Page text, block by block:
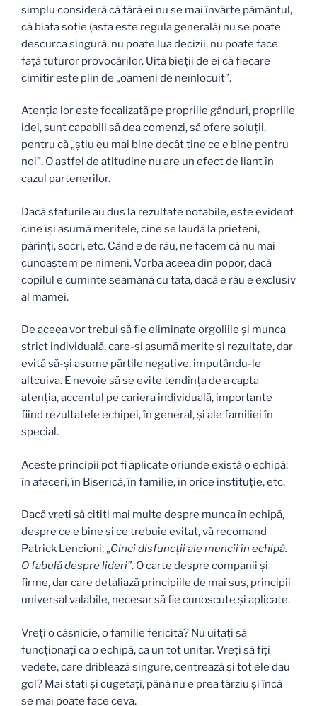
simplu consideră că fără ei nu se mai învârte pământul,
că biata soţie (asta este regula generală) nu se poate
descurca singură, nu poate lua decizii, nu poate face
faţă tuturor provocărilor. Uită bieţii de ei că fiecare
cimitir este plin de „oameni de neînlocuit”.
Atenţia lor este focalizată pe propriile gânduri, propriile
idei, sunt capabili să dea comenzi, să ofere soluţii,
pentru că „ştiu eu mai bine decât tine ce e bine pentru
noi”. O astfel de atitudine nu are un efect de liant în
cazul partenerilor.
Dacă sfaturile au dus la rezultate notabile, este evident
cine îşi asumă meritele, cine se laudă la prieteni,
părinţi, socri, etc. Când e de rău, ne facem că nu mai
cunoaştem pe nimeni. Vorba aceea din popor, dacă
copilul e cuminte seamănă cu tata, dacă e rău e exclusiv
al mamei.
De aceea vor trebui să fie eliminate orgoliile şi munca
strict individuală, care-şi asumă merite şi rezultate, dar
evită să-şi asume părţile negative, imputându-le
altcuiva. E nevoie să se evite tendinţa de a capta
atenţia, accentul pe cariera individuală, importante
fiind rezultatele echipei, în general, şi ale familiei în
special.
Aceste principii pot fi aplicate oriunde există o echipă:
în afaceri, în Biserică, în familie, în orice instituţie, etc.
Dacă vreţi să citiţi mai multe despre munca în echipă,
despre ce e bine şi ce trebuie evitat, vă recomand
Patrick Lencioni, „Cinci disfuncţii ale muncii în echipă.
O fabulă despre lideri”. O carte despre companii şi
firme, dar care detaliază principiile de mai sus, principii
universal valabile, necesar să fie cunoscute şi aplicate.
Vreţi o căsnicie, o familie fericită? Nu uitaţi să
funcţionaţi ca o echipă, ca un tot unitar. Vreţi să fiţi
vedete, care driblează singure, centrează şi tot ele dau
gol? Mai staţi şi cugetaţi, până nu e prea târziu şi încă
se mai poate face ceva.